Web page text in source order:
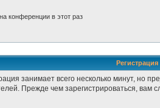
конференции в этот раз
Регистрация
занимает всего несколько минут, но
Прежде чем зарегистрироваться,